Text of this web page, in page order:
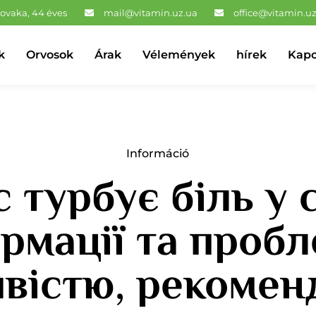
44 éves mail@vitamin.uz.ua
Orvosok Árak Vélemények hírek
Információ
біль у
та